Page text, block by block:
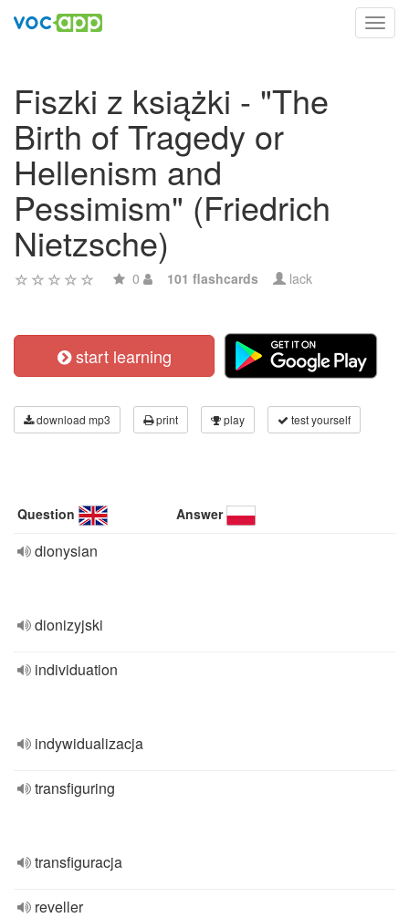
Fiszki z książki - "The
Birth of Tragedy or
Hellenism and
Pessimism" (Friedrich
Nietzsche)
0 101 flashcards lack
start learning
download mp3 print play test yourself
Question Answer
dionysian
dionizyjski
individuation
indywidualizacja
transfiguring
transfiguracja
reveller